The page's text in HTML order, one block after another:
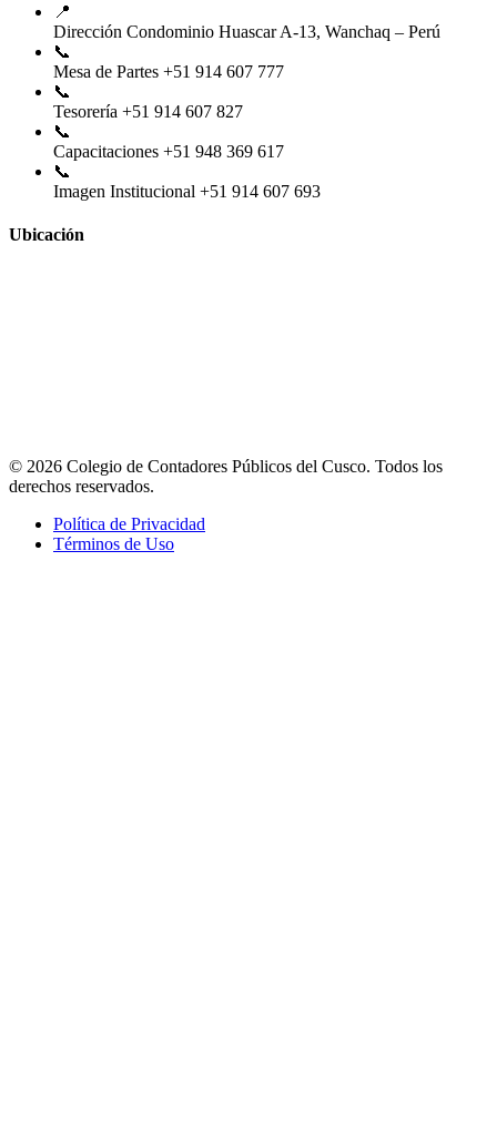
📍
Dirección Condominio Huascar A-13, Wanchaq – Perú
📞
Mesa de Partes +51 914 607 777
📞
Tesorería +51 914 607 827
📞
Capacitaciones +51 948 369 617
📞
Imagen Institucional +51 914 607 693
Ubicación
© 2026 Colegio de Contadores Públicos del Cusco. Todos los
derechos reservados.
Política de Privacidad
Términos de Uso